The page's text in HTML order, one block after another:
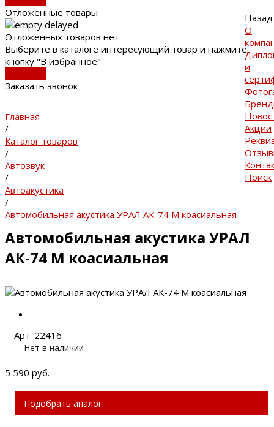
Назад
О
и
Акции
Поиск
Отложенные товары
Отложенных товаров нет
Выберите в каталоге интересующий товар и нажмите
кнопку "В избранное"
Заказать звонок
Главная
/
Каталог товаров
/
Автозвук
/
Автоакустика
/
Автомобильная акустика УРАЛ АК-74 М коасиальная
Автомобильная акустика УРАЛ
АК-74 М коасиальная
Арт. 22416
Нет в наличии
5 590 руб.
Подобрать аналог